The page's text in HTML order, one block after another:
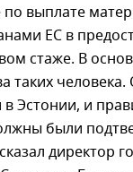
выплате
ЕС в
стаже. В
таких
Эстонии, и
были
директор